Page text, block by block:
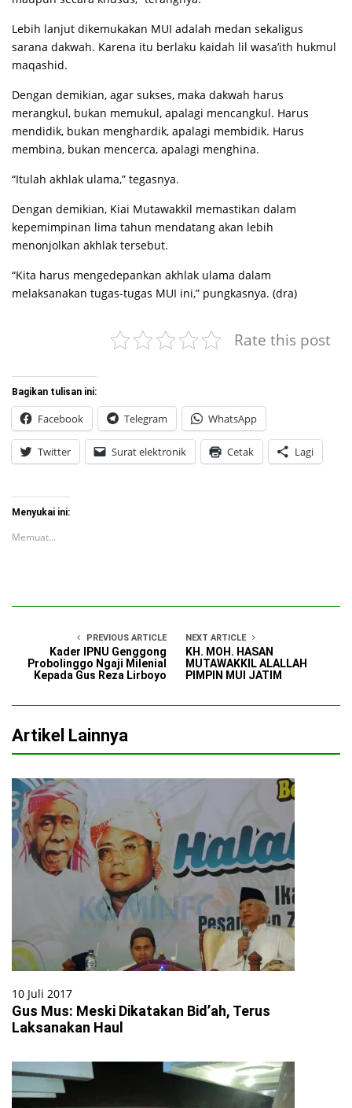
Lebih lanjut dikemukakan MUI adalah medan sekaligus
sarana dakwah. Karena itu berlaku kaidah lil wasa’ith hukmul
maqashid.
Dengan demikian, agar sukses, maka dakwah harus
merangkul, bukan memukul, apalagi mencangkul. Harus
mendidik, bukan menghardik, apalagi membidik. Harus
membina, bukan mencerca, apalagi menghina.
“Itulah akhlak ulama,” tegasnya.
Dengan demikian, Kiai Mutawakkil memastikan dalam
kepemimpinan lima tahun mendatang akan lebih
menonjolkan akhlak tersebut.
“Kita harus mengedepankan akhlak ulama dalam
melaksanakan tugas-tugas MUI ini,” pungkasnya. (dra)
Rate this post
Bagikan tulisan ini:
Facebook Telegram WhatsApp
Twitter Surat elektronik Cetak Lagi
Menyukai ini:
Memuat...
PREVIOUS ARTICLE
Kader IPNU Genggong
Probolinggo Ngaji Milenial
Kepada Gus Reza Lirboyo
NEXT ARTICLE
KH. MOH. HASAN
MUTAWAKKIL ALALLAH
PIMPIN MUI JATIM
Artikel Lainnya
10 Juli 2017
Gus Mus: Meski Dikatakan Bid’ah, Terus
Laksanakan Haul